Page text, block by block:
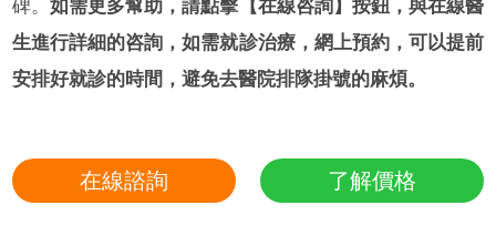
碑。如需更多幫助，請點擊【在線咨詢】按鈕，與在線醫
生進行詳細的咨詢，如需就診治療，網上預約，可以提前
安排好就診的時間，避免去醫院排隊掛號的麻煩。
在線諮詢 了解價格